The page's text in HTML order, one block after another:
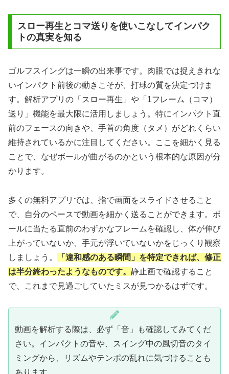
スロー再生とコマ送りを使いこなしてインパク
トの真実を知る
ゴルフスイングは一瞬の出来事です。肉眼では捉えきれな
いインパクト前後の動きこそが、打球の質を決定づけま
す。解析アプリの「スロー再生」や「1フレーム（コマ）
送り」機能を最大限に活用しましょう。特にインパクト直
前のフェースの向きや、手首の角度（タメ）がどれくらい
維持されているかに注目してください。ここを細かく見る
ことで、なぜボールが曲がるのかという根本的な原因が分
かります。
多くの無料アプリでは、指で画面をスライドさせること
で、自分のペースで動画を細かく送ることができます。ボ
ールに当たる直前のわずかなフレームを確認し、体が伸び
上がっていないか、手元が浮いていないかをじっくり観察
しましょう。
「違和感のある瞬間」を特定できれば、修正
は半分終わったようなものです。 静止画で確認すること
で、これまで見過ごしていたミスが見つかるはずです。
動画を解析する際は、必ず「音」も確認してみてくだ
さい。インパクトの音や、スイング中の風切音のタイ
ミングから、リズムやテンポの乱れに気づけることも